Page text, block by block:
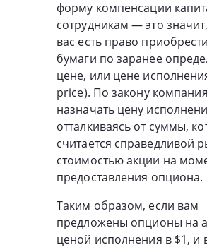
форму компенсации
сотрудникам — это
вас есть право
бумаги по заранее
цене, или цене
price). По закону
назначать цену
отталкиваясь от суммы,
считается справедливой
стоимостью акции на
предоставления опциона.
Таким образом, если вам
предложены опционы на
ценой исполнения в $1, и